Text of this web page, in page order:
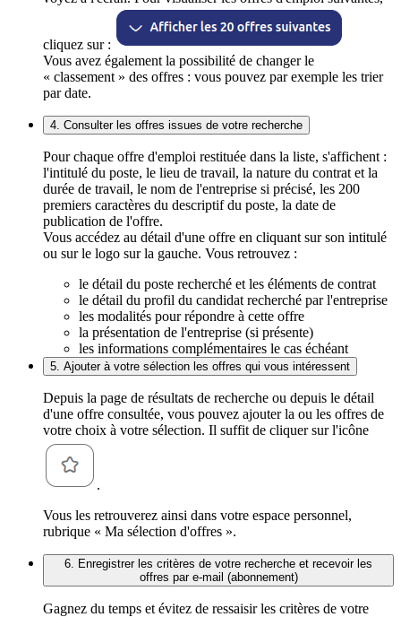
cliquez sur :
Vous avez également la possibilité de changer le
« classement » des offres : vous pouvez par exemple les trier
par date.
4. Consulter les offres issues de votre recherche
Pour chaque offre d'emploi restituée dans la liste, s'affichent :
l'intitulé du poste, le lieu de travail, la nature du contrat et la
durée de travail, le nom de l'entreprise si précisé, les 200
premiers caractères du descriptif du poste, la date de
publication de l'offre.
Vous accédez au détail d'une offre en cliquant sur son intitulé
ou sur le logo sur la gauche. Vous retrouvez :
le détail du poste recherché et les éléments de contrat
le détail du profil du candidat recherché par l'entreprise
les modalités pour répondre à cette offre
la présentation de l'entreprise (si présente)
les informations complémentaires le cas échéant
5. Ajouter à votre sélection les offres qui vous intéressent
Depuis la page de résultats de recherche ou depuis le détail
d'une offre consultée, vous pouvez ajouter la ou les offres de
votre choix à votre sélection. Il suffit de cliquer sur l'icône
.
Vous les retrouverez ainsi dans votre espace personnel,
rubrique « Ma sélection d'offres ».
6. Enregistrer les critères de votre recherche et recevoir les
offres par e-mail (abonnement)
Gagnez du temps et évitez de ressaisir les critères de votre